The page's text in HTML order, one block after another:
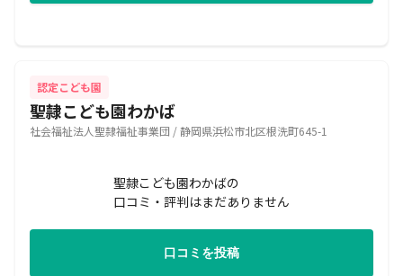
認定こども園
聖隷こども園わかば
社会福祉法人聖隷福祉事業団 / 静岡県浜松市北区根洗町645-1
聖隷こども園わかばの
口コミ・評判はまだありません
口コミを投稿